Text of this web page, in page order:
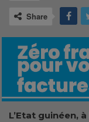
Share
L’Etat guinéen, à